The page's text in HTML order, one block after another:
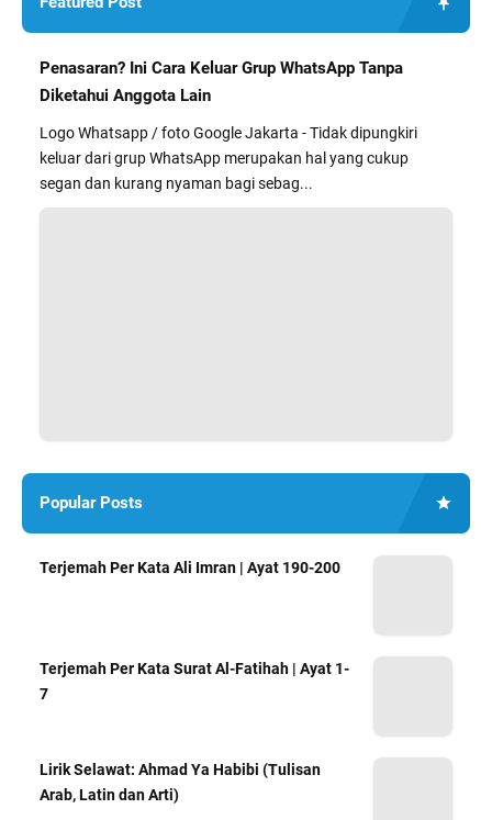
Penasaran? Ini Cara Keluar Grup WhatsApp Tanpa
Diketahui Anggota Lain
Logo Whatsapp / foto Google Jakarta - Tidak dipungkiri
keluar dari grup WhatsApp merupakan hal yang cukup
segan dan kurang nyaman bagi sebag...
Popular Posts
Terjemah Per Kata Ali Imran | Ayat 190-200
Terjemah Per Kata Surat Al-Fatihah | Ayat 1-
7
Lirik Selawat: Ahmad Ya Habibi (Tulisan
Arab, Latin dan Arti)